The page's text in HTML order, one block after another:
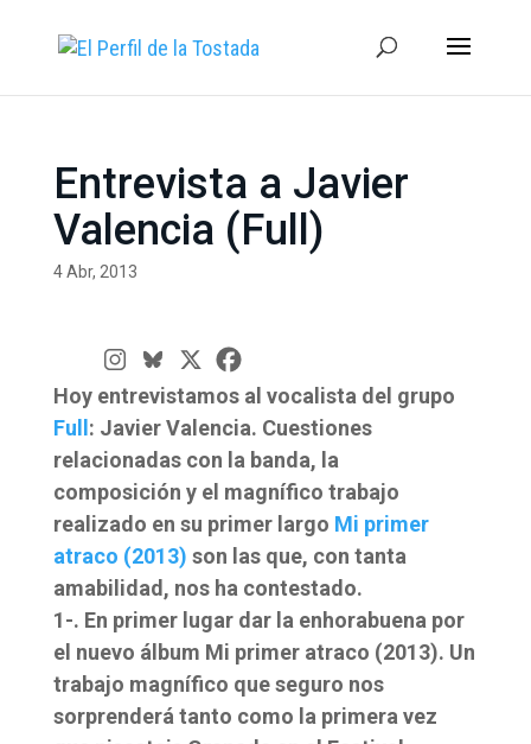
Entrevista a Javier
Valencia (Full)
4 Abr, 2013
Hoy entrevistamos al vocalista del grupo
Full : Javier Valencia. Cuestiones
relacionadas con la banda, la
composición y el magnífico trabajo
realizado en su primer largo Mi primer
atraco (2013) son las que, con tanta
amabilidad, nos ha contestado.
1-. En primer lugar dar la enhorabuena por
el nuevo álbum Mi primer atraco (2013). Un
trabajo magnífico que seguro nos
sorprenderá tanto como la primera vez